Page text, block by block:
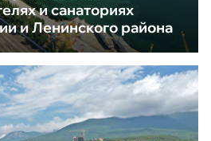
и санаториях
и Ленинского района